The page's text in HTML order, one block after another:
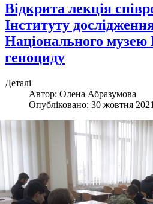
Відкрита лекція
Інституту
Національного музею
геноциду
Деталі
Автор: Олена Абразумова
Опубліковано: 30 жовтня 2021